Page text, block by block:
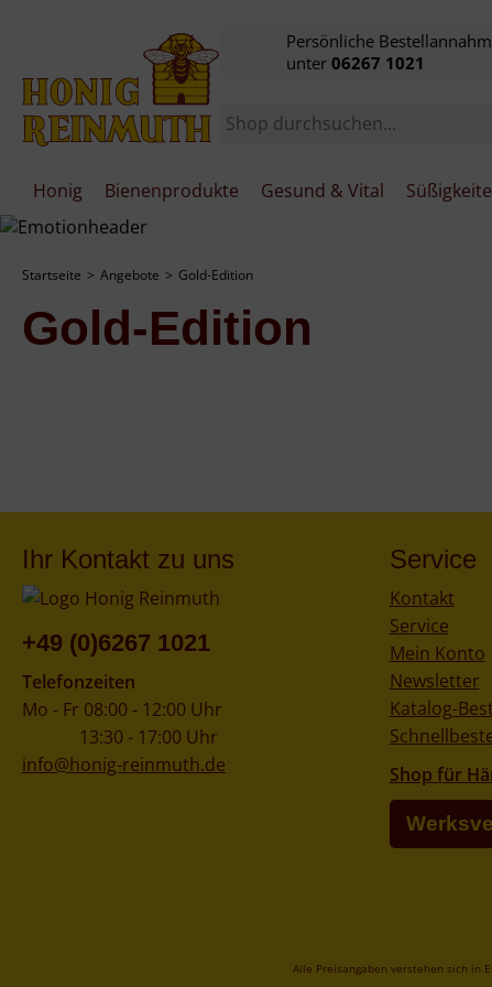
Persönliche
unter 06267 1021
Honig Bienenprodukte Gesund & Vital
Startseite Angebote Gold-Edition
Gold-Edition
Ihr Kontakt zu uns
+49 (0)6267 1021
Telefonzeiten
Mo - Fr 08:00 - 12:00 Uhr
13:30 - 17:00 Uhr
info@honig-reinmuth.de
Service
Kontakt
Service
Mein Konto
Newsletter
Katalog-
Shop für
Alle Preisangaben verstehen sich in